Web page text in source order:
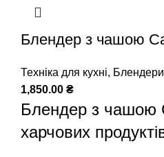
Блендер з чашою
Техніка для кухні,
1,850.00 ₴
Блендер з чашою
харчових